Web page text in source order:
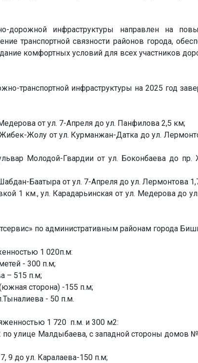
дорожной инфраструктуры направлен на
транспортной связности районов города,
комфортных условий для всех участников
транспортной инфраструктуры на 2025 год
от ул. 7-Апреля до ул. Панфилова 2,5 км;
Жолу от ул. Курманжан-Датка до ул.
Молодой-Гвардии от ул. Боконбаева до пр.
Баатыра от ул. 7-Апреля до ул. Лермонтова
1 км., ул. Карадарьинская от ул. Медерова до
по административным районам города
1 020п.м:
- 300 п.м;
– 515 п.м;
сторона) -155 п.м;
- 50 п.м.
1 720 п.м. и 300 м2:
улице Малдыбаева, с западной стороны домов №
9 до ул. Каралаева-150 п.м;